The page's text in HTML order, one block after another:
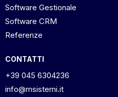
Software Gestionale
Software CRM
Referenze
CONTATTI
+39 045 6304236
info@msistemi.it